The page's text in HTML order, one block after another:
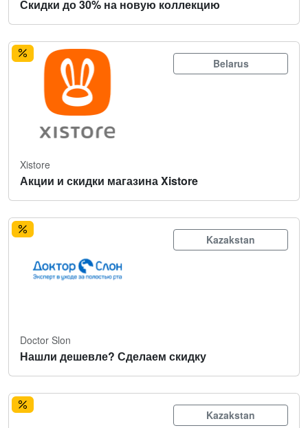
Скидки до 30% на новую коллекцию
Belarus
Xistore
Акции и скидки магазина Xistore
Kazakstan
Doctor Slon
Нашли дешевле? Сделаем скидку
Kazakstan